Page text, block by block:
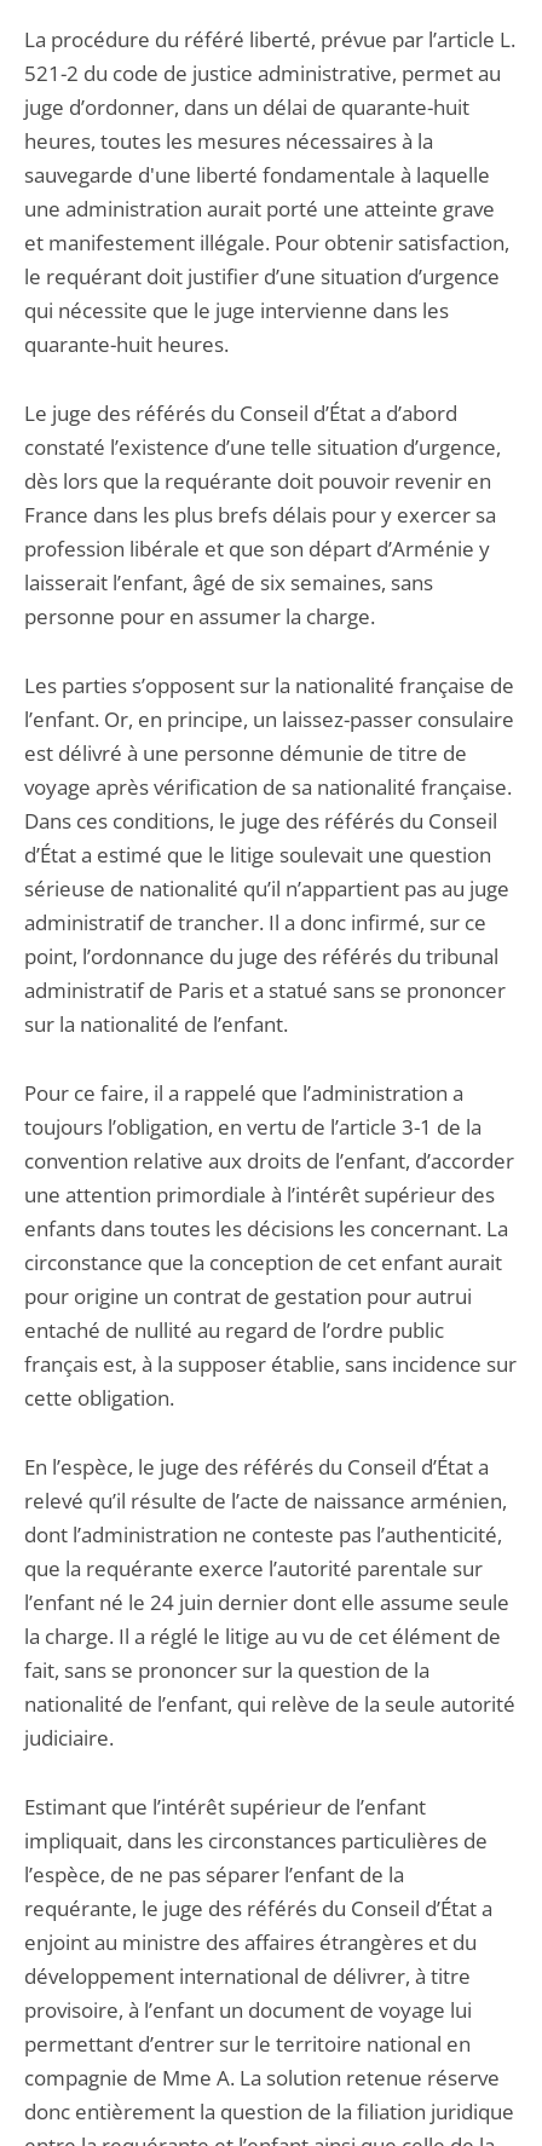
La procédure du référé liberté, prévue par l’article L.
521-2 du code de justice administrative, permet au
juge d’ordonner, dans un délai de quarante-huit
heures, toutes les mesures nécessaires à la
sauvegarde d'une liberté fondamentale à laquelle
une administration aurait porté une atteinte grave
et manifestement illégale. Pour obtenir satisfaction,
le requérant doit justifier d’une situation d’urgence
qui nécessite que le juge intervienne dans les
quarante-huit heures.
Le juge des référés du Conseil d’État a d’abord
constaté l’existence d’une telle situation d’urgence,
dès lors que la requérante doit pouvoir revenir en
France dans les plus brefs délais pour y exercer sa
profession libérale et que son départ d’Arménie y
laisserait l’enfant, âgé de six semaines, sans
personne pour en assumer la charge.
Les parties s’opposent sur la nationalité française de
l’enfant. Or, en principe, un laissez-passer consulaire
est délivré à une personne démunie de titre de
voyage après vérification de sa nationalité française.
Dans ces conditions, le juge des référés du Conseil
d’État a estimé que le litige soulevait une question
sérieuse de nationalité qu’il n’appartient pas au juge
administratif de trancher. Il a donc infirmé, sur ce
point, l’ordonnance du juge des référés du tribunal
administratif de Paris et a statué sans se prononcer
sur la nationalité de l’enfant.
Pour ce faire, il a rappelé que l’administration a
toujours l’obligation, en vertu de l’article 3-1 de la
convention relative aux droits de l’enfant, d’accorder
une attention primordiale à l’intérêt supérieur des
enfants dans toutes les décisions les concernant. La
circonstance que la conception de cet enfant aurait
pour origine un contrat de gestation pour autrui
entaché de nullité au regard de l’ordre public
français est, à la supposer établie, sans incidence sur
cette obligation.
En l’espèce, le juge des référés du Conseil d’État a
relevé qu’il résulte de l’acte de naissance arménien,
dont l’administration ne conteste pas l’authenticité,
que la requérante exerce l’autorité parentale sur
l’enfant né le 24 juin dernier dont elle assume seule
la charge. Il a réglé le litige au vu de cet élément de
fait, sans se prononcer sur la question de la
nationalité de l’enfant, qui relève de la seule autorité
judiciaire.
Estimant que l’intérêt supérieur de l’enfant
impliquait, dans les circonstances particulières de
l’espèce, de ne pas séparer l’enfant de la
requérante, le juge des référés du Conseil d’État a
enjoint au ministre des affaires étrangères et du
développement international de délivrer, à titre
provisoire, à l’enfant un document de voyage lui
permettant d’entrer sur le territoire national en
compagnie de Mme A. La solution retenue réserve
donc entièrement la question de la filiation juridique